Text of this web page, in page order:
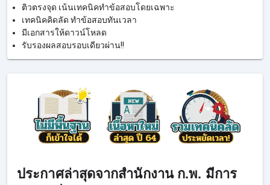
ติวตรงจุด เน้นเทคนิคทำข้อสอบโดยเฉพาะ
เทคนิคคิดลัด ทำข้อสอบทันเวลา
มีเอกสารให้ดาวน์โหลด
รับรองผลสอบรอบเดียวผ่าน!!
ประกาศล่าสุดจากสำนักงาน ก.พ. มีการ